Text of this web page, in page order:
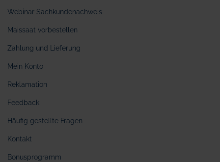
Webinar Sachkundenachweis
Maissaat vorbestellen
Zahlung und Lieferung
Mein Konto
Reklamation
Feedback
Häufig gestellte Fragen
Kontakt
Bonusprogramm